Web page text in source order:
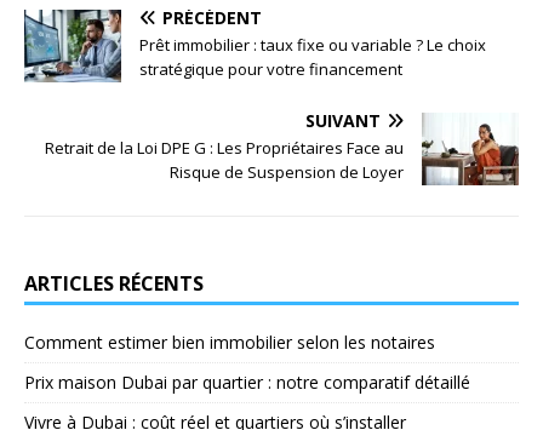
PRÉCÉDENT
Prêt immobilier : taux fixe ou variable ? Le choix
stratégique pour votre financement
SUIVANT
Retrait de la Loi DPE G : Les Propriétaires Face au
Risque de Suspension de Loyer
ARTICLES RÉCENTS
Comment estimer bien immobilier selon les notaires
Prix maison Dubai par quartier : notre comparatif détaillé
Vivre à Dubai : coût réel et quartiers où s’installer